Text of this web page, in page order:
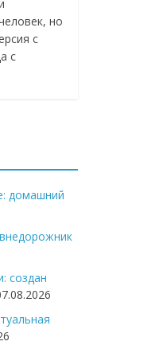
но
с
с
домашний
создан